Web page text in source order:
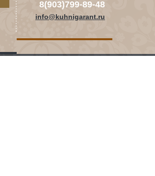
8(903)799-89-48
info@kuhnigarant.ru